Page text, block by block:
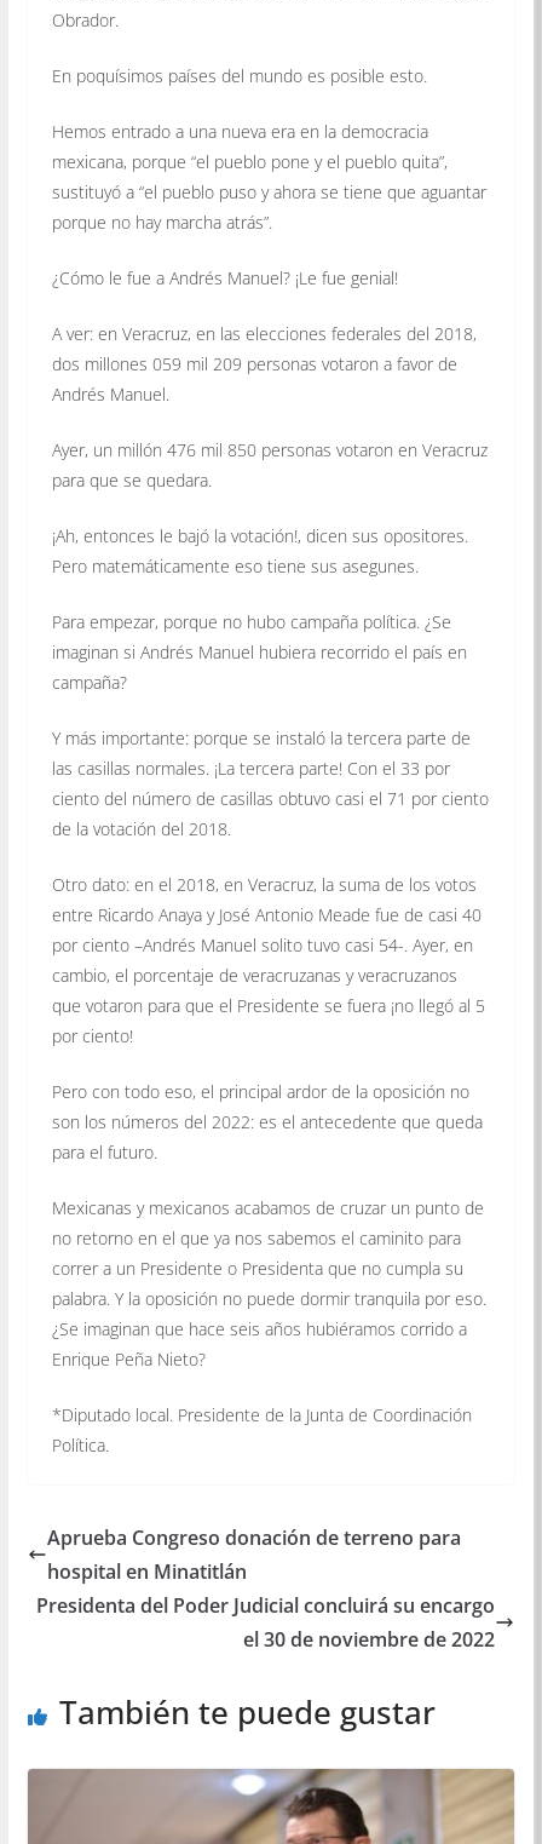
Obrador.
En poquísimos países del mundo es posible esto.
Hemos entrado a una nueva era en la democracia
mexicana, porque “el pueblo pone y el pueblo quita”,
sustituyó a “el pueblo puso y ahora se tiene que aguantar
porque no hay marcha atrás”.
¿Cómo le fue a Andrés Manuel? ¡Le fue genial!
A ver: en Veracruz, en las elecciones federales del 2018,
dos millones 059 mil 209 personas votaron a favor de
Andrés Manuel.
Ayer, un millón 476 mil 850 personas votaron en Veracruz
para que se quedara.
¡Ah, entonces le bajó la votación!, dicen sus opositores.
Pero matemáticamente eso tiene sus asegunes.
Para empezar, porque no hubo campaña política. ¿Se
imaginan si Andrés Manuel hubiera recorrido el país en
campaña?
Y más importante: porque se instaló la tercera parte de
las casillas normales. ¡La tercera parte! Con el 33 por
ciento del número de casillas obtuvo casi el 71 por ciento
de la votación del 2018.
Otro dato: en el 2018, en Veracruz, la suma de los votos
entre Ricardo Anaya y José Antonio Meade fue de casi 40
por ciento –Andrés Manuel solito tuvo casi 54-. Ayer, en
cambio, el porcentaje de veracruzanas y veracruzanos
que votaron para que el Presidente se fuera ¡no llegó al 5
por ciento!
Pero con todo eso, el principal ardor de la oposición no
son los números del 2022: es el antecedente que queda
para el futuro.
Mexicanas y mexicanos acabamos de cruzar un punto de
no retorno en el que ya nos sabemos el caminito para
correr a un Presidente o Presidenta que no cumpla su
palabra. Y la oposición no puede dormir tranquila por eso.
¿Se imaginan que hace seis años hubiéramos corrido a
Enrique Peña Nieto?
*Diputado local. Presidente de la Junta de Coordinación
Política.
Aprueba Congreso donación de terreno para
hospital en Minatitlán
Presidenta del Poder Judicial concluirá su encargo
el 30 de noviembre de 2022
También te puede gustar